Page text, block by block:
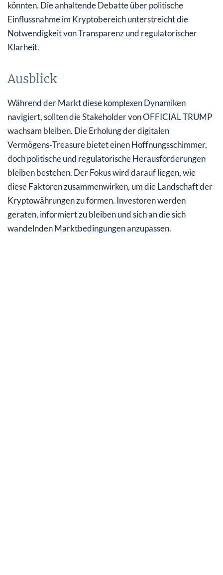
könnten. Die anhaltende Debatte über politische
Einflussnahme im Kryptobereich unterstreicht die
Notwendigkeit von Transparenz und regulatorischer
Klarheit.
Ausblick
Während der Markt diese komplexen Dynamiken
navigiert, sollten die Stakeholder von OFFICIAL TRUMP
wachsam bleiben. Die Erholung der digitalen
Vermögens‑Treasure bietet einen Hoffnungsschimmer,
doch politische und regulatorische Herausforderungen
bleiben bestehen. Der Fokus wird darauf liegen, wie
diese Faktoren zusammenwirken, um die Landschaft der
Kryptowährungen zu formen. Investoren werden
geraten, informiert zu bleiben und sich an die sich
wandelnden Marktbedingungen anzupassen.